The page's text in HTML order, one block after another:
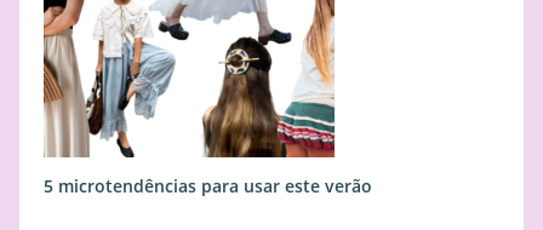
5 microtendências para usar este verão